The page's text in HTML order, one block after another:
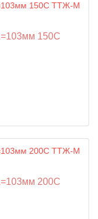
150C
200C